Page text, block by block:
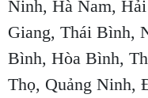
Ninh, Hà Nam,
Giang, Thái Bình,
Bình, Hòa Bình,
Thọ, Quảng Ninh,